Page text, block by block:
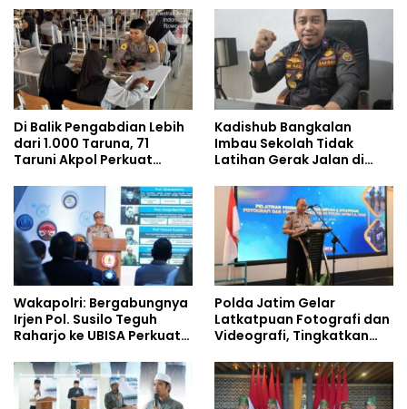
Pengelolaan Limbah
Berjalan Optimal
Di Balik Pengabdian Lebih
dari 1.000 Taruna, 71
Taruni Akpol Perkuat
Siswa Sekolah Rakyat
Kadishub Bangkalan
Imbau Sekolah Tidak
Latihan Gerak Jalan di
Wakapolri: Bergabungnya
Irjen Pol. Susilo Teguh
Raharjo ke UBISA Perkuat
Studi Kepolisian
Polda Jatim Gelar
Latkatpuan Fotografi dan
Videografi, Tingkatkan
Era Digital